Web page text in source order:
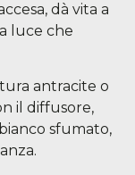
dà vita a
luce che
antracite o
il diffusore,
sfumato,